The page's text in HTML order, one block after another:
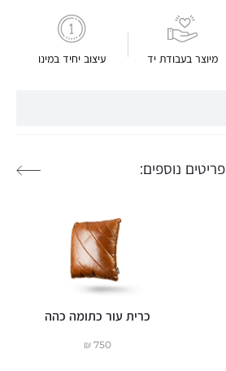
מיוצר בעבודת יד עיצוב יחיד במינו
פריטים נוספים:
כרית עור כתומה כהה
750
₪